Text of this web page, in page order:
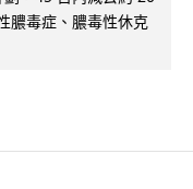
膿毒症、膿毒性休克